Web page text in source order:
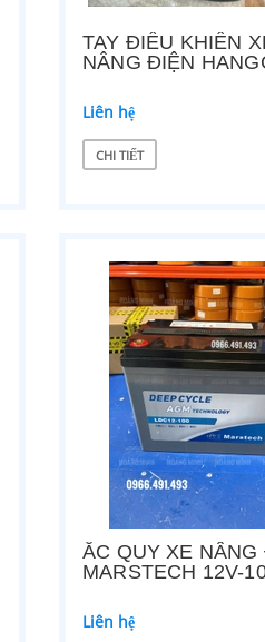
TAY ĐIỀU KHIỂN
NÂNG ĐIỆN
Liên hệ
CHI TIẾT
ẮC QUY XE NÂNG
MARSTECH 12V-
Liên hệ